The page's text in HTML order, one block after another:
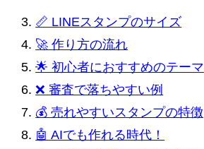
📏 LINEスタンプのサイズ
🚀 作り方の流れ
🌟 初心者におすすめのテーマ
❌ 審査で落ちやすい例
💰 売れやすいスタンプの特徴
🤖 AIでも作れる時代！